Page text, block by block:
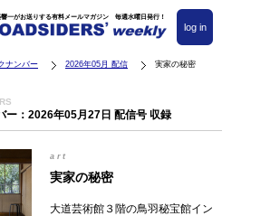
響一がお送りする有料メールマガジン 毎週水曜日発行！
log in
ナンバー 2026年05月 配信 実家の秘密
ー：2026年05月27日 配信号 収録
art
実家の秘密
大道芸術館３階の鳥羽秘宝館イン